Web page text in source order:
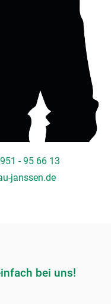
- 95 66 13
janssen.de
bei uns!